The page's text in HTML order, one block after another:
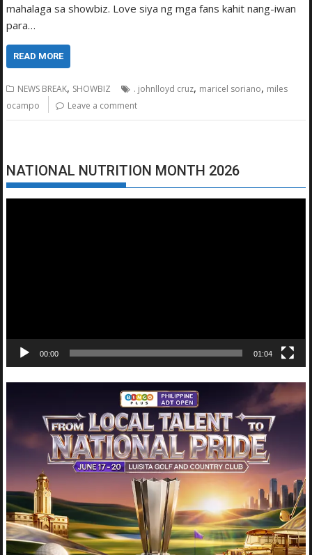
mahalaga sa showbiz. Love siya ng mga fans kahit nang-iwan
para…
READ MORE
NEWS BREAK, SHOWBIZ . johnlloyd cruz, maricel soriano, miles
ocampo
Leave a comment
NATIONAL NUTRITION MONTH 2026
00:00 01:04